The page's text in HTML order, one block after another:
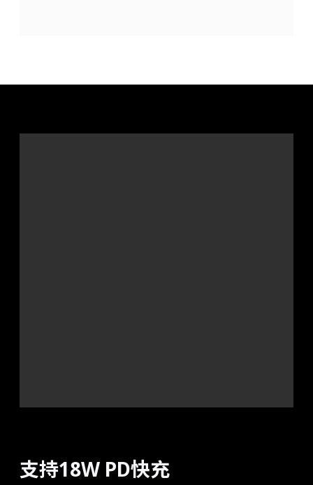
支持18W PD快充